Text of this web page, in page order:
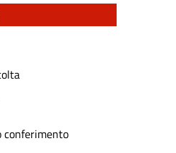
conferimento